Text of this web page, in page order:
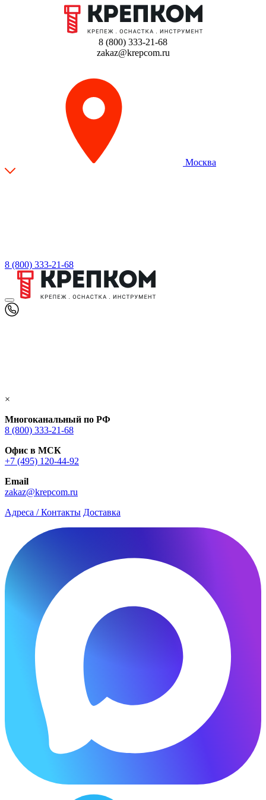
8 (800) 333-21-68
zakaz@krepcom.ru
Москва
8 (800) 333-21-68
×
Многоканальный по РФ
8 (800) 333‑21-68
Офис в МСК
+7 (495) 120-44-92
Email
zakaz@krepcom.ru
Адреса / Контакты Доставка